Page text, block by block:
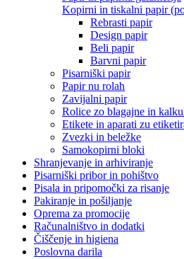
Kopirni in tiskalni papir
Rebrasti papir
Design papir
Beli papir
Barvni papir
Pisarniški papir
Papir nu rolah
Zavijalni papir
Rolice zo blagajne in
Etikete in aparati zu
Zvezki in beležke
Samokopirni bloki
Shranjevanje in arhiviranje
Pisarniški pribor in pohištvo
Pisala in pripomočki za risanje
Pakiranje in pošiljanje
Oprema za promocije
Računalništvo in dodatki
Čiščenje in higiena
Poslovna darila